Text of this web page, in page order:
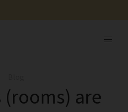
(rooms) are